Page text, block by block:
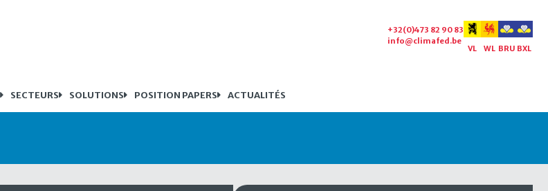
+32(0)473 82 90 83
info@climafed.be
VL WL BRU BXL
SECTEURS SOLUTIONS POSITION PAPERS ACTUALITÉS